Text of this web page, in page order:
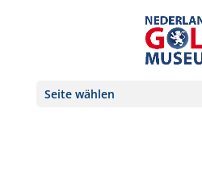
Seite wählen